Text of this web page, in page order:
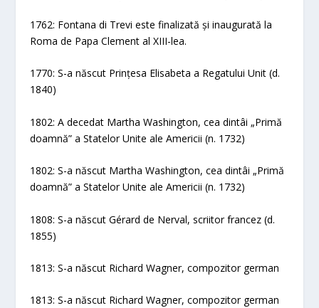
1762: Fontana di Trevi este finalizată și inaugurată la
Roma de Papa Clement al XIII-lea.
1770: S-a născut Prințesa Elisabeta a Regatului Unit (d.
1840)
1802: A decedat Martha Washington, cea dintâi „Primă
doamnă” a Statelor Unite ale Americii (n. 1732)
1802: S-a născut Martha Washington, cea dintâi „Primă
doamnă” a Statelor Unite ale Americii (n. 1732)
1808: S-a născut Gérard de Nerval, scriitor francez (d.
1855)
1813: S-a născut Richard Wagner, compozitor german
1813: S-a născut Richard Wagner, compozitor german